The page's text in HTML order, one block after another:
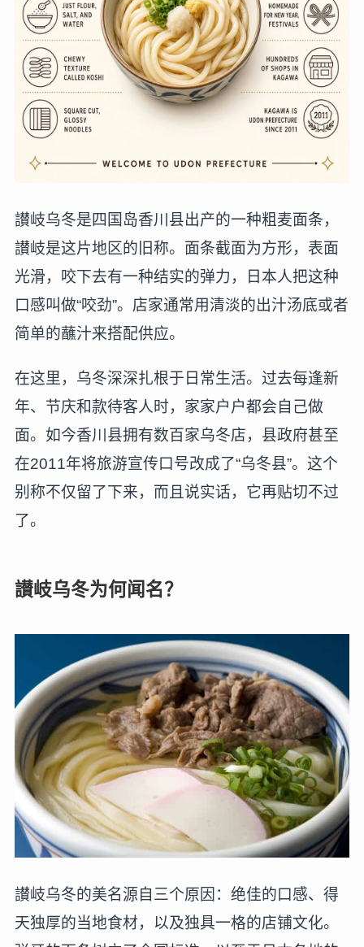
讃岐乌冬是四国岛香川县出产的一种粗麦面条，
讃岐是这片地区的旧称。面条截面为方形，表面
光滑，咬下去有一种结实的弹力，日本人把这种
口感叫做“咬劲”。店家通常用清淡的出汁汤底或者
简单的蘸汁来搭配供应。
在这里，乌冬深深扎根于日常生活。过去每逢新
年、节庆和款待客人时，家家户户都会自己做
面。如今香川县拥有数百家乌冬店，县政府甚至
在2011年将旅游宣传口号改成了“乌冬县”。这个
别称不仅留了下来，而且说实话，它再贴切不过
了。
讃岐乌冬为何闻名？
讃岐乌冬的美名源自三个原因：绝佳的口感、得
天独厚的当地食材，以及独具一格的店铺文化。